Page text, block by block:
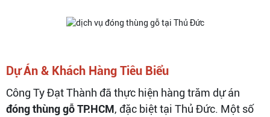
Dự Án & Khách Hàng Tiêu Biểu
Công Ty Đạt Thành đã thực hiện hàng trăm dự án
đóng thùng gỗ TP.HCM, đặc biệt tại Thủ Đức. Một số